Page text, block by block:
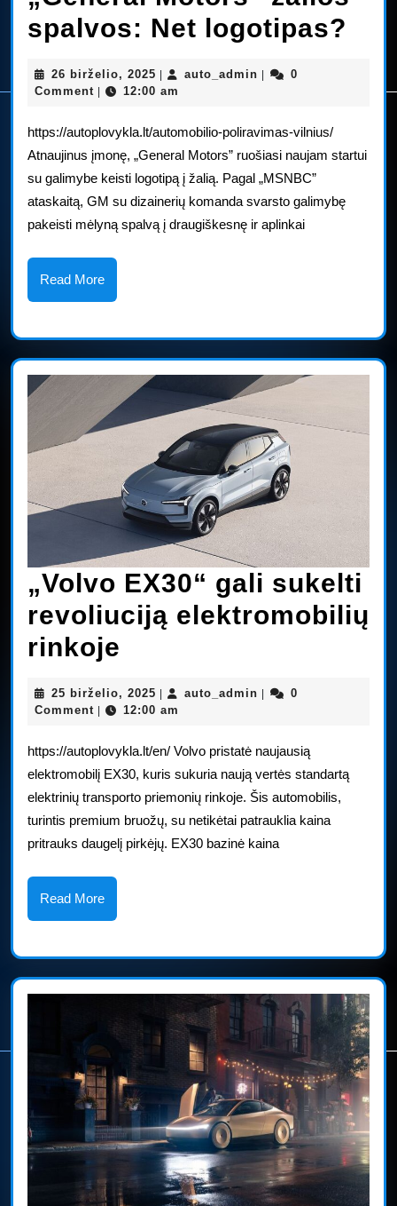
spalvos: Net logotipas?
Net
26 birželio, 2025 26
birželio,
| auto_admin auto_admin
|
0
Comment | 12:00 am
https://autoplovykla.lt/automobilio-poliravimas-vilnius/
Atnaujinus įmonę, „General Motors” ruošiasi naujam startui
su galimybe keisti logotipą į žalią. Pagal „MSNBC”
ataskaitą, GM su dizainerių komanda svarsto galimybę
pakeisti mėlyną spalvą į draugiškesnę ir aplinkai
Read MoreRead
More
„Volvo EX30“ gali sukelti
revoliuciją elektromobilių
rinkoje
gali
sukelti
revoliuciją
elektromobilių
rinkoje
25 birželio, 2025 25
birželio,
auto_admin auto_admin
0
Comment
12:00 am
https://autoplovykla.lt/en/ Volvo pristatė naujausią
elektromobilį EX30, kuris sukuria naują vertės standartą
elektrinių transporto priemonių rinkoje. Šis automobilis,
turintis premium bruožų, su netikėtai patrauklia kaina
pritrauks daugelį pirkėjų. EX30 bazinė kaina
Read MoreRead
More